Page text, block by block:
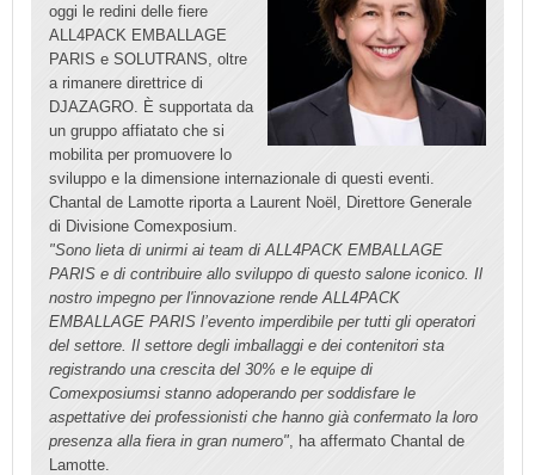
oggi le redini delle fiere
ALL4PACK EMBALLAGE
PARIS e SOLUTRANS, oltre
a rimanere direttrice di
DJAZAGRO. È supportata da
un gruppo affiatato che si
mobilita per promuovere lo
sviluppo e la dimensione internazionale di questi eventi.
Chantal de Lamotte riporta a Laurent Noël, Direttore Generale
di Divisione Comexposium.
"Sono lieta di unirmi ai team di ALL4PACK EMBALLAGE
PARIS e di contribuire allo sviluppo di questo salone iconico. Il
nostro impegno per l'innovazione rende ALL4PACK
EMBALLAGE PARIS l’evento imperdibile per tutti gli operatori
del settore. Il settore degli imballaggi e dei contenitori sta
registrando una crescita del 30% e le equipe di
Comexposiumsi stanno adoperando per soddisfare le
aspettative dei professionisti che hanno già confermato la loro
presenza alla fiera in gran numero" , ha affermato Chantal de
Lamotte.